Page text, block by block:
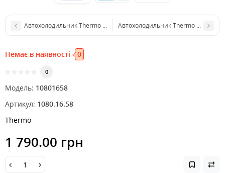
Автохолодильник Thermo BD42 42 L компресорний
Автохолодильник Thermo TR-19A
Немає в наявності 0
0
Модель: 10801658
Артикул: 1080.16.58
Thermo
1 790.00 грн